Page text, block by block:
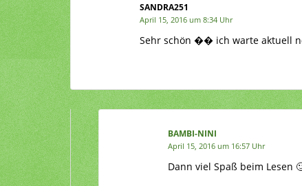
SANDRA251
April 15, 2016 um 8:34 Uhr
Sehr schön �� ich warte aktuell
BAMBI-NINI
April 15, 2016 um 16:57 Uhr
Dann viel Spaß beim Lesen